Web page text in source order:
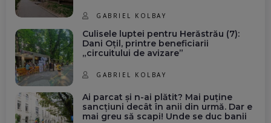
GABRIEL KOLBAY
Culisele luptei pentru Herăstrău (7):
Dani Oțil, printre beneficiarii
„circuitului de avizare”
GABRIEL KOLBAY
Ai parcat și n-ai plătit? Mai puține
sancțiuni decât în anii din urmă. Dar e
mai greu să scapi! Unde se duc banii